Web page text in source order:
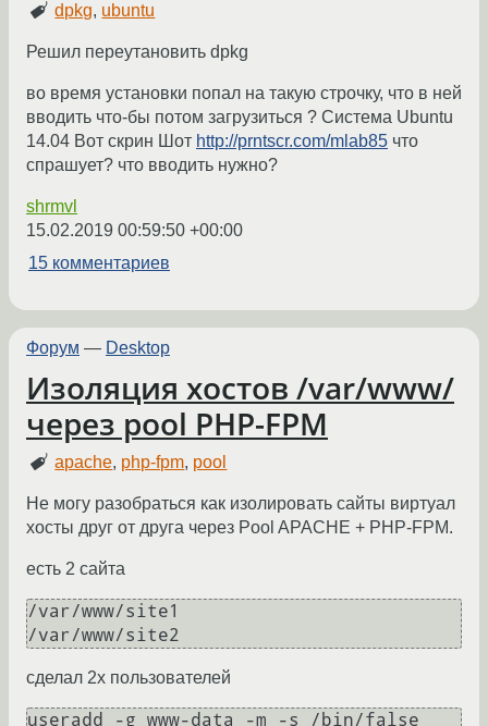
dpkg, ubuntu
Решил переутановить dpkg
во время установки попал на такую строчку, что в ней
вводить что-бы потом загрузиться ? Система Ubuntu
14.04 Вот скрин Шот http://prntscr.com/mlab85 что
спрашует? что вводить нужно?
shrmvl
15.02.2019 00:59:50 +00:00
15 комментариев
Форум — Desktop
Изоляция хостов /var/www/
через pool PHP-FPM
apache, php-fpm, pool
Не могу разобраться как изолировать сайты виртуал
хосты друг от друга через Pool APACHE + PHP-FPM.
есть 2 сайта
/var/www/site1
сделал 2х пользователей
useradd -g www-data -m -s /bin/false